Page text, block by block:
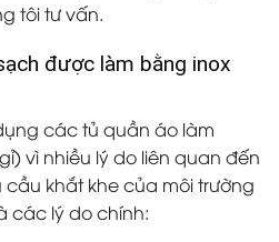
tôi tư vấn.
được làm bằng inox
các tủ quần áo làm
vì nhiều lý do liên quan đến
khắt khe của môi trường
các lý do chính: